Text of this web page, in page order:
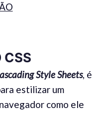
CSS
Style Sheets, é
estilizar um
como ele